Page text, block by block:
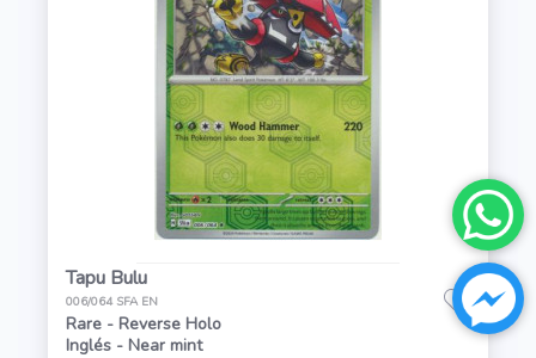
Tapu Bulu
006/064 SFA EN
Rare - Reverse Holo
Inglés - Near mint